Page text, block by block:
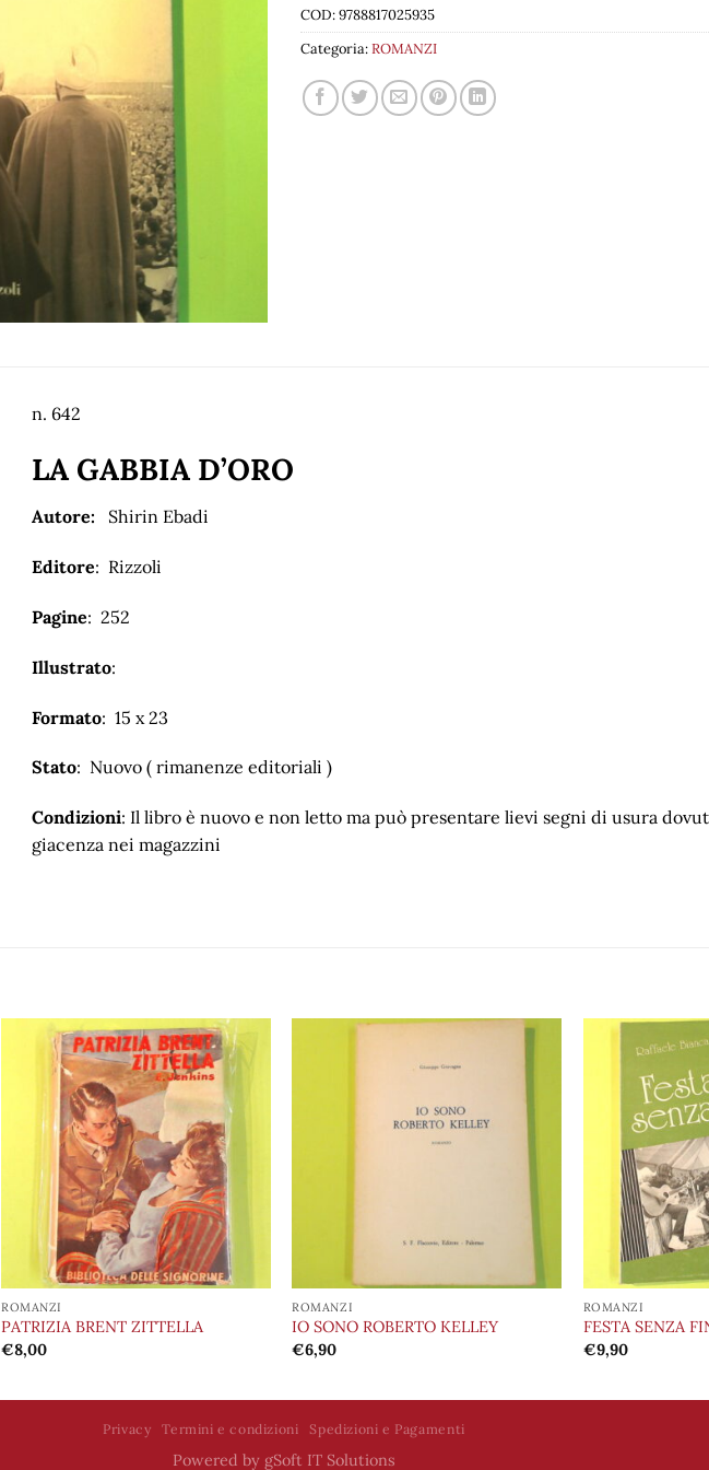
COD:9788817025935
Categoria:ROMANZI
n. 642
LA GABBIA D’ORO
Autore: Shirin Ebadi
Editore: Rizzoli
Pagine: 252
Illustrato:
Formato: 15 x 23
Stato: Nuovo ( rimanenze editoriali )
Condizioni: Il libro è nuovo e non letto ma può presentare lievi segni di usura
giacenza nei magazzini
Aggiungi
alla lista
dei
desideri
ROMANZI
PATRIZIA BRENT ZITTELLA
€8,00
dei
ROMANZI
IO SONO ROBERTO KELLEY
€6,90
ROMANZI
FESTA SENZA
€9,90
Privacy Termini e condizioni Spedizioni e Pagamenti
Powered by gSoft IT Solutions